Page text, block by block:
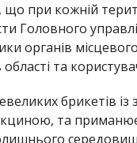
що при кожній
Головного
органів
та
брикетів із
та